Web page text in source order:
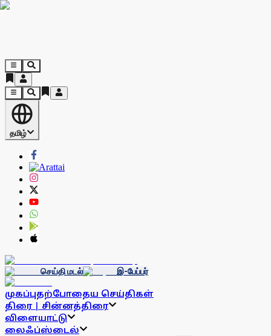
தமிழ்
செய்தி மடல் இ-பேப்பர்
முகப்புதற்போதைய செய்திகள்
திரை | சின்னத்திரை
விளையாட்டு
லைஃப்ஸ்டைல்